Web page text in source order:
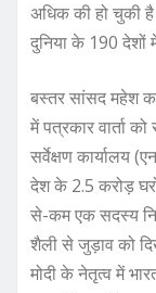
अधिक की हो चुकी
दुनिया के 190 देशों
बस्तर सांसद महेश
में पत्रकार वार्ता
सर्वेक्षण कार्यालय
देश के 2.5 करोड़
से-कम एक सदस्य
शैली से जुड़ाव को
मोदी के नेतृत्व में